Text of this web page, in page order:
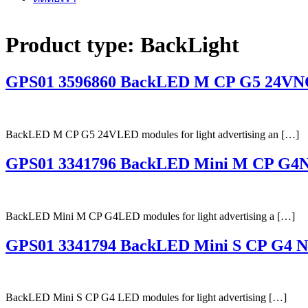
Product type: BackLight
GPS01 3596860 BackLED M CP G5
BackLED M CP G5 24VLED modules for light advertising an […]
GPS01 3341796 BackLED Mini M CP
BackLED Mini M CP G4LED modules for light advertising a […]
GPS01 3341794 BackLED Mini S CP G4
BackLED Mini S CP G4 LED modules for light advertising […]